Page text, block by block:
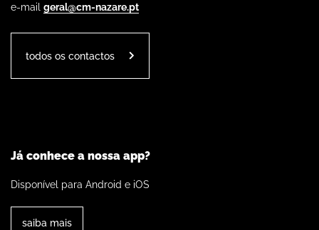
e-mail geral@cm-nazare.pt
todos os contactos
Já conhece a nossa app?
Disponível para Android e iOS
saiba mais